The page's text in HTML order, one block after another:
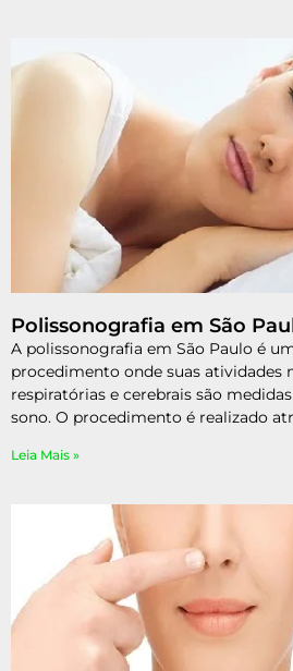
Polissonografia em São
A polissonografia em São Paulo é
procedimento onde suas atividades
respiratórias e cerebrais são
sono. O procedimento é realizado
Leia Mais »